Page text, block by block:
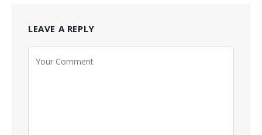
LEAVE A REPLY